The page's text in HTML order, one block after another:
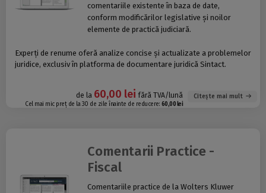
comentariile existente în baza de date,
conform modificărilor legislative și noilor
elemente de practică judiciară.
Experți de renume oferă analize concise și actualizate a problemelor
juridice, exclusiv în platforma de documentare juridică Sintact.
de la 60,00 leifără TVA/lună
Cel mai mic preț de la 30 de zile înainte de reducere: 60,00 lei
Citește mai mult
Comentarii Practice -
Fiscal
Comentariile practice de la Wolters Kluwer